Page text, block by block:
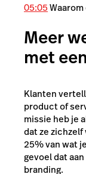
05:05
Meer
met
Klanten
product of
missie heb je
dat ze
25% van wat
gevoel dat
branding.